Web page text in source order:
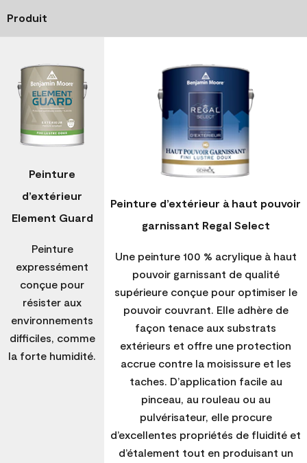
Produit
Peinture
d’extérieur
Element Guard
Peinture
expressément
conçue pour
résister aux
environnements
difficiles, comme
la forte humidité.
Peinture d’extérieur à haut pouvoir
garnissant Regal Select
Une peinture 100 % acrylique à haut
pouvoir garnissant de qualité
supérieure conçue pour optimiser le
pouvoir couvrant. Elle adhère de
façon tenace aux substrats
extérieurs et offre une protection
accrue contre la moisissure et les
taches. D’application facile au
pinceau, au rouleau ou au
pulvérisateur, elle procure
d’excellentes propriétés de fluidité et
d’étalement tout en produisant un